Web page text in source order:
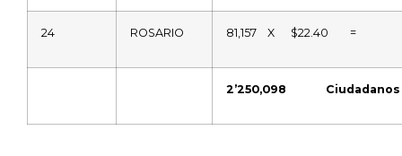
24 ROSARIO 81,157 X $22.40 =
2’250,098 Ciudadanos